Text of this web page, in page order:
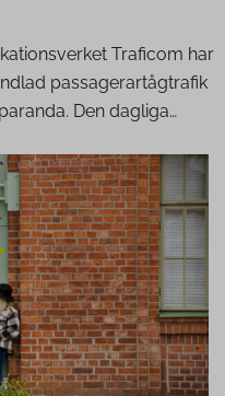
Traficom har
passagerartågtrafik
Den dagliga…